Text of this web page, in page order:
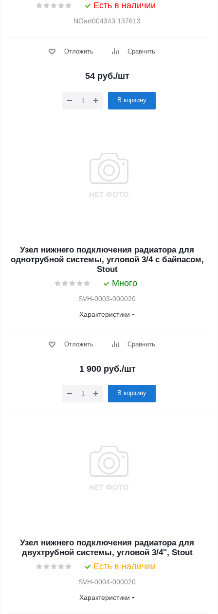
Есть в наличии
NOart004343 137613
Отложить Сравнить
54 руб./шт
В корзину
Узел нижнего подключения радиатора для
однотрубной системы, угловой 3/4 с байпасом,
Stout
Много
SVH-0003-000020
Характеристики
Отложить Сравнить
1 900руб./шт
В корзину
Узел нижнего подключения радиатора для
двухтрубной системы, угловой 3/4'', Stout
Есть в наличии
SVH-0004-000020
Характеристики